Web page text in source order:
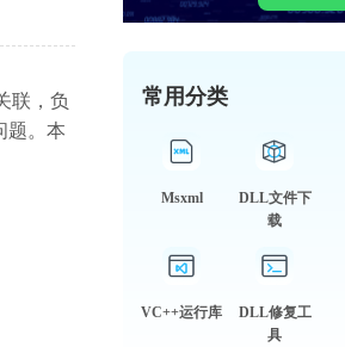
联，负
题。本
常用分类
Msxml
DLL文件下
载
VC++运行库
DLL修复工
具